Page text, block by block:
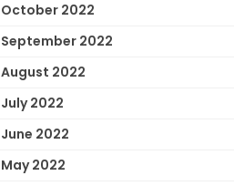
October 2022
September 2022
August 2022
July 2022
June 2022
May 2022